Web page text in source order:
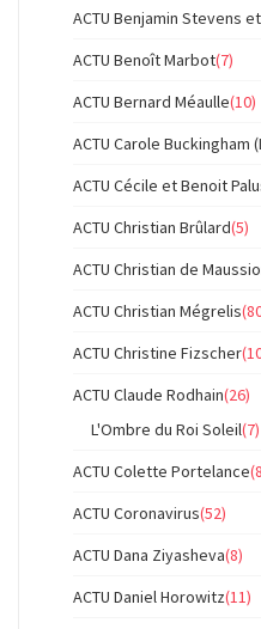
ACTU Benjamin Stevens
ACTU Benoît Marbot(7)
ACTU Bernard Méaulle(10)
ACTU Carole Buckingham
ACTU Cécile et Benoit
ACTU Christian Brûlard(5)
ACTU Christian de
ACTU Christian Mégrelis
ACTU Christine Fizscher
ACTU Claude Rodhain(26)
L'Ombre du Roi Soleil(7)
ACTU Colette Portelance
ACTU Coronavirus(52)
ACTU Dana Ziyasheva(8)
ACTU Daniel Horowitz(11)